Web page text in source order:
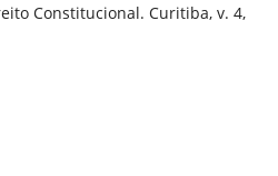
Constitucional. Curitiba, v. 4,